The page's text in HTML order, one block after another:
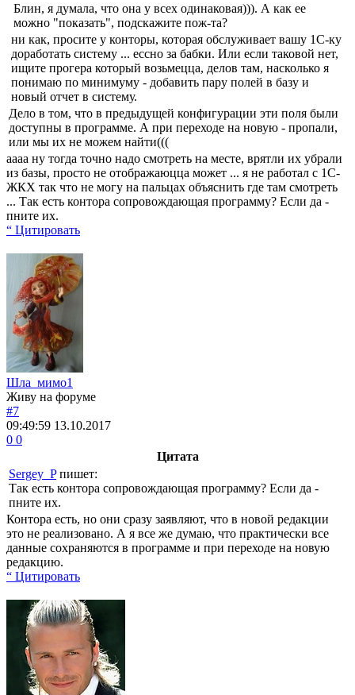
Блин, я думала, что она у всех одинаковая))). А как ее
можно "показать", подскажите пож-та?
ни как, просите у конторы, которая обслуживает вашу 1С-ку
доработать систему ... ессно за бабки. Или если таковой нет,
ищите прогера который возьмецца, делов там, насколько я
понимаю по минимуму - добавить пару полей в базу и
новый отчет в систему.
Дело в том, что в предыдущей конфигурации эти поля были
доступны в программе. А при переходе на новую - пропали,
или мы их не можем найти(((
аааа ну тогда точно надо смотреть на месте, врятли их убрали
из базы, просто не отображаюцца может ... я не работал с 1С-
ЖКХ так что не могу на пальцах объяснить где там смотреть
... Так есть контора сопровождающая программу? Если да -
пните их.
“ Цитировать
Шла_мимо1
Живу на форуме
#7
09:49:59 13.10.2017
0 0
Цитата
Sergey_Pпишет:
Так есть контора сопровождающая программу? Если да -
пните их.
Контора есть, но они сразу заявляют, что в новой редакции
это не реализовано. А я все же думаю, что практически все
данные сохраняются в программе и при переходе на новую
редакцию.
“ Цитировать